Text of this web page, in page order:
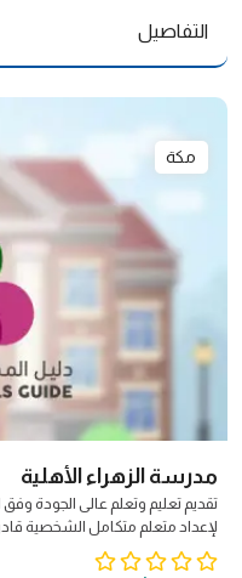
التفاصيل
مكة
مدرسة الزهراء الأهلية
تقديم تعليم وتعلم عالى الجودة وفق
لإعداد متعلم متكامل الشخصية
المجتمع والوطن والأمة.